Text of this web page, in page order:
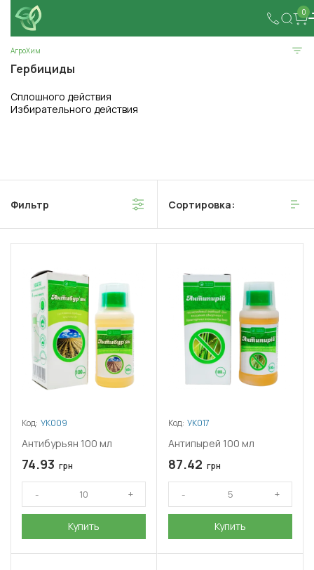
0
АгроХим
Гербициды
Сплошного действия
Избирательного действия
Фильтр Сортировка:
Код: УК009
Антибурьян 100 мл
74.93 грн
Купить
Код: УК017
Антипырей 100 мл
87.42 грн
Купить